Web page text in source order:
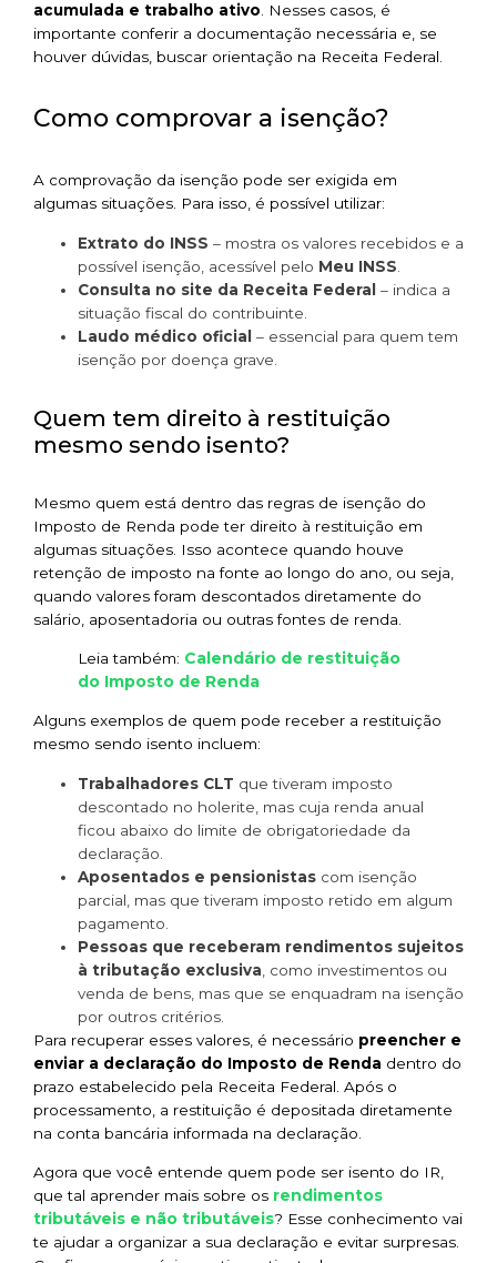
acumulada e trabalho ativo. Nesses casos, é
importante conferir a documentação necessária e, se
houver dúvidas, buscar orientação na Receita Federal.
Como comprovar a isenção?
A comprovação da isenção pode ser exigida em
algumas situações. Para isso, é possível utilizar:
Extrato do INSS – mostra os valores recebidos e a
possível isenção, acessível pelo Meu INSS
Consulta no site da Receita Federal – indica a
situação fiscal do contribuinte.
Laudo médico oficial – essencial para quem tem
isenção por doença grave.
Quem tem direito à restituição
mesmo sendo isento?
Mesmo quem está dentro das regras de isenção do
Imposto de Renda pode ter direito à restituição em
algumas situações. Isso acontece quando houve
retenção de imposto na fonte ao longo do ano, ou seja,
quando valores foram descontados diretamente do
salário, aposentadoria ou outras fontes de renda.
Leia também: Calendário de restituição
do Imposto de Renda
Alguns exemplos de quem pode receber a restituição
mesmo sendo isento incluem:
Trabalhadores CLT que tiveram imposto
descontado no holerite, mas cuja renda anual
ficou abaixo do limite de obrigatoriedade da
declaração.
Aposentados e pensionistas com isenção
parcial, mas que tiveram imposto retido em algum
pagamento.
Pessoas que receberam rendimentos sujeitos
à tributação exclusiva , como investimentos ou
venda de bens, mas que se enquadram na isenção
por outros critérios.
Para recuperar esses valores, é necessário preencher e
enviar a declaração do Imposto de Renda dentro do
prazo estabelecido pela Receita Federal. Após o
processamento, a restituição é depositada diretamente
na conta bancária informada na declaração.
Agora que você entende quem pode ser isento do IR,
que tal aprender mais sobre os rendimentos
tributáveis e não tributáveis? Esse conhecimento vai
te ajudar a organizar a sua declaração e evitar surpresas.